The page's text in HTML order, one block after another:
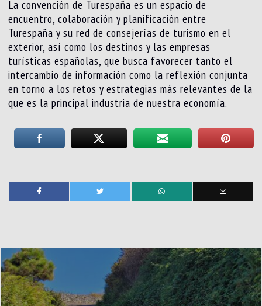
La convención de Turespaña es un espacio de
encuentro, colaboración y planificación entre
Turespaña y su red de consejerías de turismo en el
exterior, así como los destinos y las empresas
turísticas españolas, que busca favorecer tanto el
intercambio de información como la reflexión conjunta
en torno a los retos y estrategias más relevantes de la
que es la principal industria de nuestra economía.